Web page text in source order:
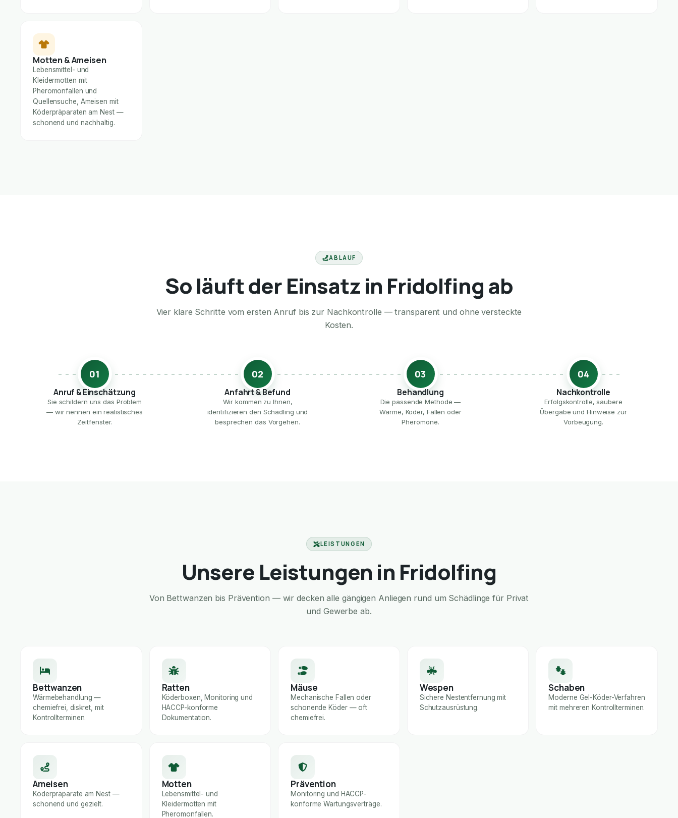
Motten & Ameisen
Lebensmittel- und
Kleidermotten mit
Pheromonfallen und
Quellensuche, Ameisen mit
Köderpräparaten am Nest —
schonend und nachhaltig.
ABLAUF
So läuft der Einsatz in Fridolfing ab
Vier klare Schritte vom ersten Anruf bis zur Nachkontrolle — transparent und ohne versteckte
Kosten.
01
Anruf & Einschätzung
Sie schildern uns das Problem
— wir nennen ein realistisches
Zeitfenster.
02
Anfahrt & Befund
Wir kommen zu Ihnen,
identifizieren den Schädling und
besprechen das Vorgehen.
03
Behandlung
Die passende Methode —
Wärme, Köder, Fallen oder
Pheromone.
04
Nachkontrolle
Erfolgskontrolle, saubere
Übergabe und Hinweise zur
Vorbeugung.
LEISTUNGEN
Unsere Leistungen in Fridolfing
Von Bettwanzen bis Prävention — wir decken alle gängigen Anliegen rund um Schädlinge für Privat
und Gewerbe ab.
Bettwanzen
Wärmebehandlung —
chemiefrei, diskret, mit
Kontrollterminen.
Ratten
Köderboxen, Monitoring und
HACCP-konforme
Dokumentation.
Mäuse
Mechanische Fallen oder
schonende Köder — oft
chemiefrei.
Wespen
Sichere Nestentfernung mit
Schutzausrüstung.
Schaben
Moderne Gel-Köder-Verfahren
mit mehreren Kontrollterminen.
Ameisen
Köderpräparate am Nest —
schonend und gezielt.
Motten
Lebensmittel- und
Kleidermotten mit
Pheromonfallen.
Prävention
Monitoring und HACCP-
konforme Wartungsverträge.